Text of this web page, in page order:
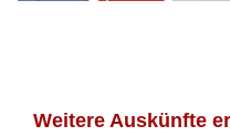
Weitere Auskünfte